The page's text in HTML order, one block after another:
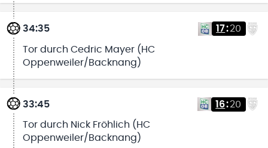
34:35 17:20
Tor durch Cedric Mayer (HC
Oppenweiler/Backnang)
33:45 16:20
Tor durch Nick Fröhlich (HC
Oppenweiler/Backnang)